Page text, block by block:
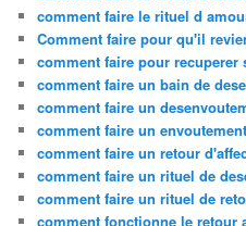
comment faire le rituel d
Comment faire pour qu'il
comment faire pour recuperer
comment faire un bain de
comment faire un
comment faire un
comment faire un retour
comment faire un rituel de
comment faire un rituel de
comment fonctionne le retour